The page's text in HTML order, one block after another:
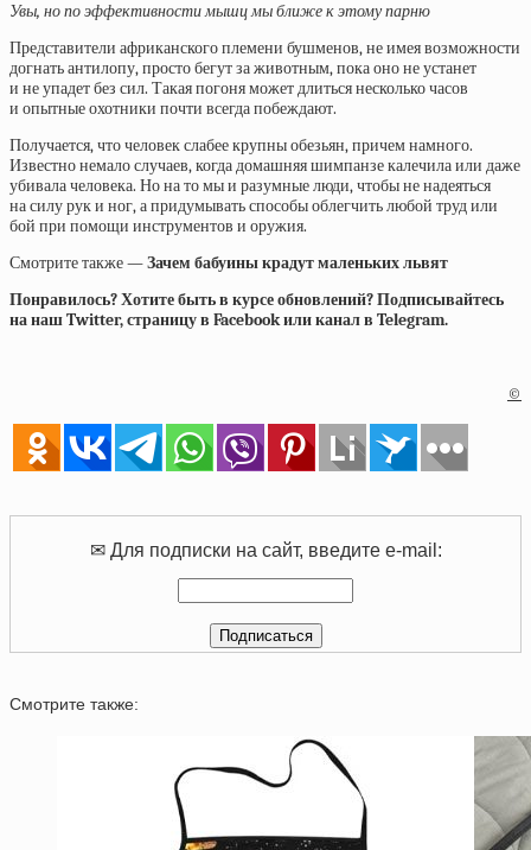
Увы, но по эффективности мышц мы ближе к этому парню
Представители африканского племени бушменов, не имея возможности
догнать антилопу, просто бегут за животным, пока оно не устанет
и не упадет без сил. Такая погоня может длиться несколько часов
и опытные охотники почти всегда побеждают.
Получается, что человек слабее крупны обезьян, причем намного.
Известно немало случаев, когда домашняя шимпанзе калечила или даже
убивала человека. Но на то мы и разумные люди, чтобы не надеяться
на силу рук и ног, а придумывать способы облегчить любой труд или
бой при помощи инструментов и оружия.
Смотрите также —Зачем бабуины крадут маленьких львят
Понравилось? Хотите быть в курсе обновлений? Подписывайтесь
на наш Twitter, страницу в Facebook или канал в Telegram.
©
✉ Для подписки на сайт, введите e-mail:
Смотрите также: